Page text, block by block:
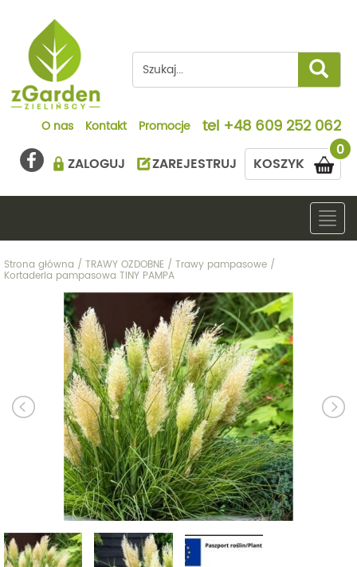
O nas Kontakt Promocje tel +48 609 252 062
0
KOSZYK
ZALOGUJ ZAREJESTRUJ
Strona główna / TRAWY OZDOBNE / Trawy pampasowe /
Kortaderia pampasowa TINY PAMPA